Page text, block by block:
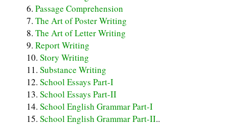
Passage Comprehension
The Art of Poster Writing
The Art of Letter Writing
Report Writing
Story Writing
Substance Writing
School Essays Part-I
School Essays Part-II
School English Grammar Part-I
School English Grammar Part-II..